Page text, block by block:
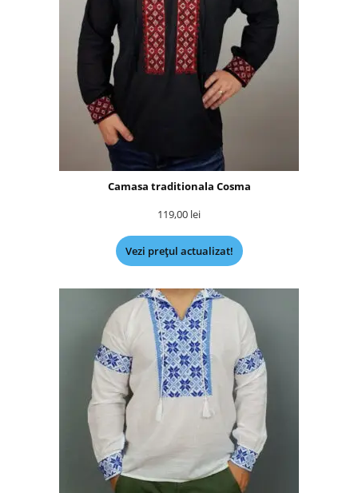
Camasa traditionala Cosma
119,00 lei
Vezi prețul actualizat!